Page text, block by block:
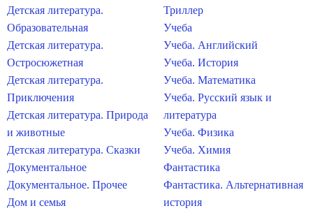
Детская литература.
Образовательная
Детская литература.
Остросюжетная
Детская литература.
Приключения
Детская литература. Природа
и животные
Детская литература. Сказки
Документальное
Документальное. Прочее
Дом и семья
Триллер
Учеба
Учеба. Английский
Учеба. История
Учеба. Математика
Учеба. Русский язык и
литература
Учеба. Физика
Учеба. Химия
Фантастика
Фантастика. Альтернативная
история